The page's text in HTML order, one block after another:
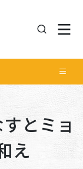
とミョ
え